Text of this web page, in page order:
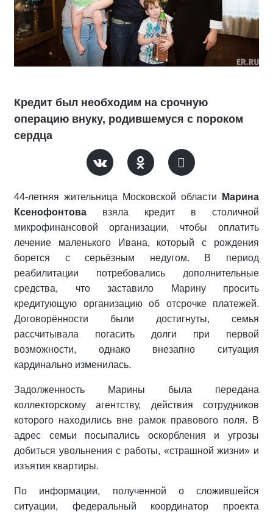
Кредит был необходим на срочную
операцию внуку, родившемуся с пороком
сердца
44-летняя жительница Московской области
Марина
Ксенофонтова взяла кредит в столичной
микрофинансовой организации, чтобы оплатить
лечение маленького Ивана, который с рождения
борется с серьёзным недугом. В период
реабилитации потребовались дополнительные
средства, что заставило Марину просить
кредитующую организацию об отсрочке платежей.
Договорённости были достигнуты, семья
рассчитывала погасить долги при первой
возможности, однако внезапно ситуация
кардинально изменилась.
Задолженность Марины была передана
коллекторскому агентству, действия сотрудников
которого находились вне рамок правового поля. В
адрес семьи посыпались оскорбления и угрозы
добиться увольнения с работы, «страшной жизни» и
изъятия квартиры.
По информации, полученной о сложившейся
ситуации, федеральный координатор проекта